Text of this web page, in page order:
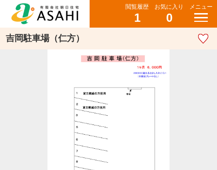
閲覧履歴
1
お気に入り
0
メニュー
吉岡駐車場（仁方）